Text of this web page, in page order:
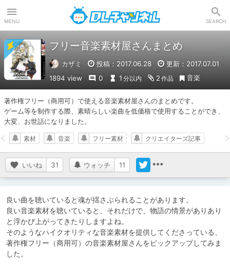
MENU SEARCH
フリー音楽素材屋さんまとめ
カザミ 投稿：2017.06.28
更新：2017.07.01
1894 view
0 1 分以内 2 作品 音楽
著作権フリー（商用可）で使える音楽素材屋さんのまとめです。
ゲーム等を制作する際、素晴らしい楽曲を低価格で使用することができ、
大変、お世話になりました。
いいね 31 ウォッチ 11
素材 音楽 フリー素材 クリエイターズ記事
良い曲を聴いていると魂が揺さぶられることがあります。
良い音楽素材を聴いていると、それだけで、物語の情景がありあり
と浮かび上がってきたりしますよね。
そのようなハイクオリティな音楽素材を提供してくださっている、
著作権フリー（商用可）の音楽素材屋さんをピックアップしてみま
した。